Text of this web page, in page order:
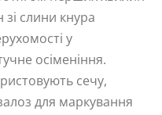
слини кнура
у
осіменіння.
сечу,
для маркування